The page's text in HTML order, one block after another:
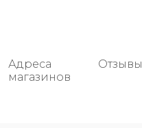
Адреса
магазинов
Отзывы